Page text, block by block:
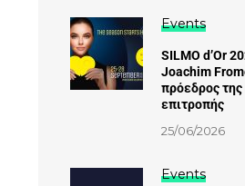
Events
SILMO d’Or
Joachim
πρόεδρος της
επιτροπής
25/06/2026
Events